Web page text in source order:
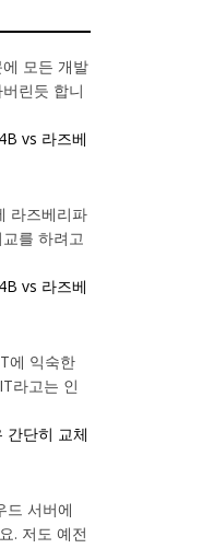
모든 개발
린듯 합니
vs 라즈베
라즈베리파
를 하려고
vs 라즈베
에 익숙한
라고는 인
간단히 교체
드 서버에
. 저도 예전